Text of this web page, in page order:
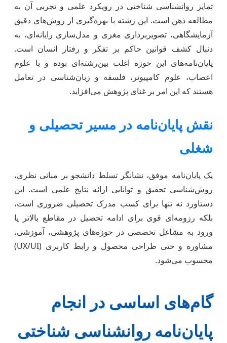
تمایز روانشناسی شناختی در رویکرد علمی و تجربی آن به
مطالعه ذهن است. این رشته با بهره‌گیری از روش‌های دقیق
آزمایشگاهی، تصویربرداری مغزی و مدل‌سازی رایانه‌ای، به
دنبال کشف قوانین حاکم بر تفکر و رفتار انسان است.
پایان‌نامه‌های این حوزه اغلب بین‌رشته‌ای بوده و با علوم
اعصاب، علوم کامپیوتر، فلسفه و زبان‌شناسی در تعامل
هستند که این امر بر غنای پژوهش می‌افزاید.
نقش پایان‌نامه در مسیر تحصیلی و
شغلی
یک پایان‌نامه موفق، نشانگر تسلط دانشجو بر مبانی نظری،
روش‌شناسی تحقیق و توانایی ارائه نتایج علمی است. این
دستاورد نه تنها برای کسب مدرک تحصیلی ضروری است،
بلکه رزومه‌ای قوی برای ادامه تحصیل در مقاطع بالاتر یا
ورود به مشاغل تخصصی در حوزه‌های پژوهشی، آموزشی،
مشاوره و حتی طراحی محصول و رابط کاربری (UX/UI)
محسوب می‌شود.
گام‌های اساسی در انجام
پایان‌نامه روانشناسی شناختی